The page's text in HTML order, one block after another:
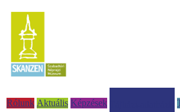
Rólunk Aktuális Képzések